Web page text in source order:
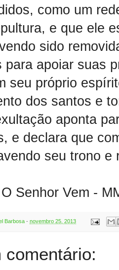
como um
e que ele
sido
para apoiar suas
seu próprio
dos santos e
aponta
e declara que
seu trono
Senhor Vem -
Barbosa - novembro 25, 2013
comentário: